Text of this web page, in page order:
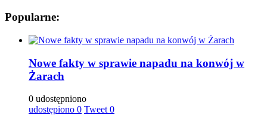
Popularne:
Nowe fakty w sprawie napadu na konwój w
Żarach
0 udostępniono
udostępiono 0 Tweet 0